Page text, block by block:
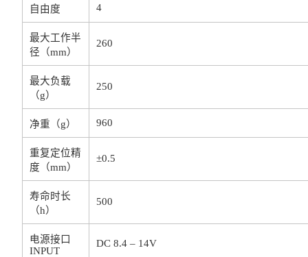
自由度 4
最大工作半
径（mm）
260
最大负载
（g）
250
净重（g） 960
重复定位精
度（mm）
±0.5
寿命时长
（h）
500
电源接口
INPUT
DC 8.4 – 14V